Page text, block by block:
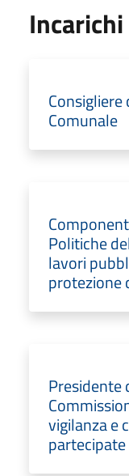
Incarichi
Comunale
Politiche
lavori
protezione
Presidente
vigilanza e